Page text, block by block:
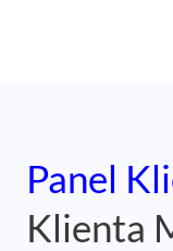
Panel
Klienta